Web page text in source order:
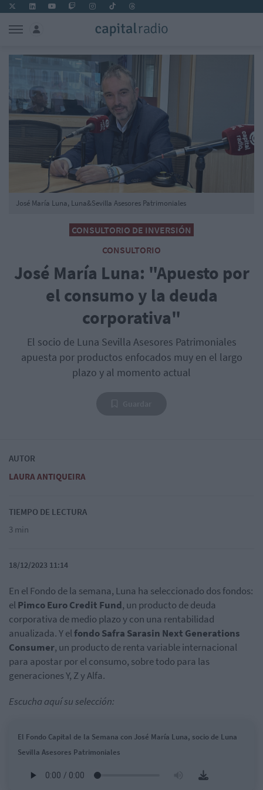
CONSULTORIO DE INVERSIÓN
CONSULTORIO
José María Luna: "Apuesto por
el consumo y la deuda
corporativa"
El socio de Luna Sevilla Asesores Patrimoniales
apuesta por productos enfocados muy en el largo
plazo y al momento actual
José María Luna, Luna&Sevilla Asesores Patrimoniales
AUTOR
LAURA ANTIQUEIRA
TIEMPO DE LECTURA
3 min
18/12/2023 11:14
En el Fondo de la semana, Luna ha seleccionado dos fondos:
elPimco Euro Credit Fund, un producto de deuda
corporativa de medio plazo y con una rentabilidad
anualizada. Y elfondo Safra Sarasin Next Generations
Consumer, un producto de renta variable internacional
para apostar por el consumo, sobre todo para las
generaciones Y, Z y Alfa.
Escucha aquí su selección:
El Fondo Capital de la Semana con José María Luna, socio de Luna
Sevilla Asesores Patrimoniales